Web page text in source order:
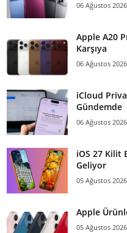
06 Ağustos 2026
Apple A20
Karşıya
06 Ağustos 2026
iCloud
Gündemde
06 Ağustos 2026
iOS 27 Kilit
Geliyor
05 Ağustos 2026
Apple
05 Ağustos 2026